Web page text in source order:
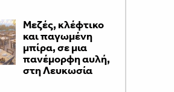
Μεζές, κλέφτικο
και παγωμένη
μπίρα, σε μια
πανέμορφη αυλή,
στη Λευκωσία